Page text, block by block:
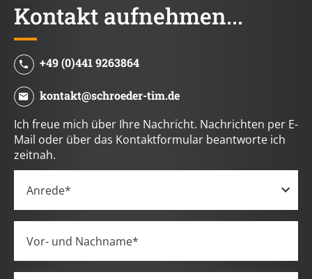
Kontakt aufnehmen...
+49 (0)441 9263864
kontakt@schroeder-tim.de
Ich freue mich über Ihre Nachricht. Nachrichten per E-
Mail oder über das Kontaktformular beantworte ich
zeitnah.